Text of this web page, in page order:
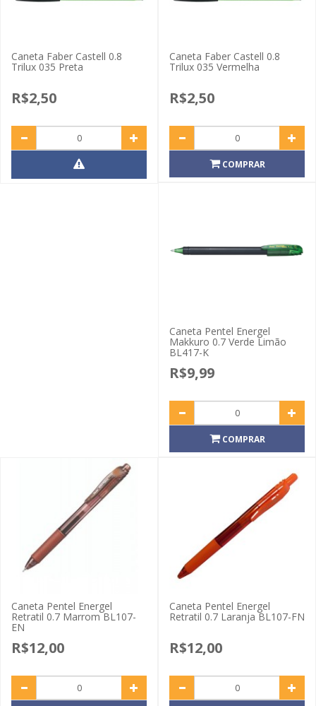
Caneta Faber Castell 0.8
Trilux 035 Preta
R$2,50
Caneta Faber Castell 0.8
Trilux 035 Vermelha
R$2,50
COMPRAR
Caneta Pentel Energel
Makkuro 0.7 Verde Limão
BL417-K
R$9,99
COMPRAR
Caneta Pentel Energel
Retratil 0.7 Marrom BL107-
EN
R$12,00
Caneta Pentel Energel
Retratil 0.7 Laranja BL107-FN
R$12,00